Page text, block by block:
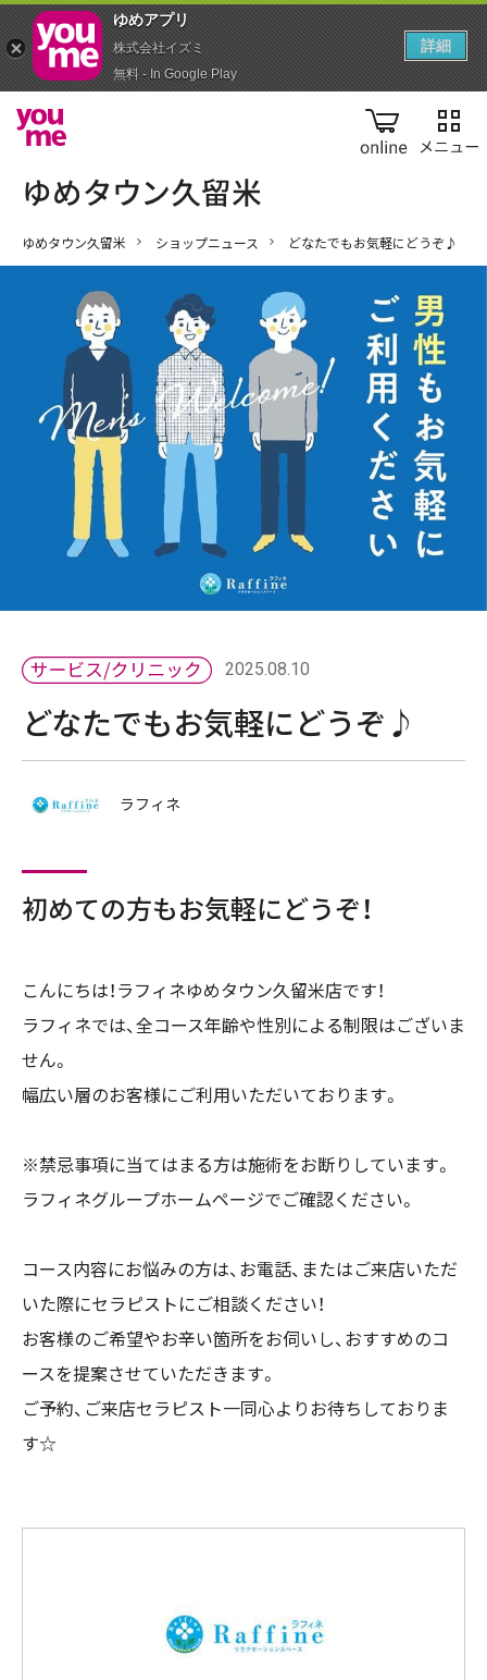
online
ゆめタウン久留米 ショップニュース どなたでもお気軽にどうぞ♪
2025.08.10
どなたでもお気軽にどうぞ♪
ラフィネ
初めての方もお気軽にどうぞ！
こんにちは！ラフィネゆめタウン久留米店です！
ラフィネでは、全コース年齢や性別による制限はございま
せん。
幅広い層のお客様にご利用いただいております。
※禁忌事項に当てはまる方は施術をお断りしています。
ラフィネグループホームページでご確認ください。
コース内容にお悩みの方は、お電話、またはご来店いただ
いた際にセラピストにご相談ください！
お客様のご希望やお辛い箇所をお伺いし、おすすめのコ
ースを提案させていただきます。
ご予約、ご来店セラピスト一同心よりお待ちしておりま
す☆
ゆめアプ‪リ‬
株式会社イズミ
無料 - In Google Play
詳細